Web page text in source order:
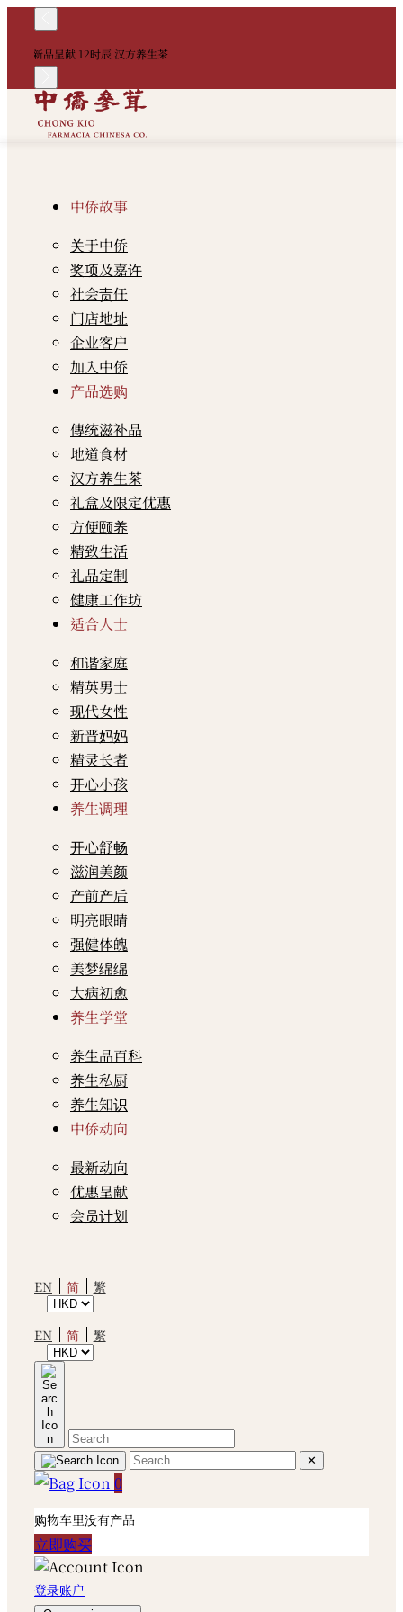
新品呈献 12时辰 汉方养生茶
中侨故事
关于中侨
奖项及嘉许
社会责任
门店地址
企业客户
加入中侨
产品选购
傳统滋补品
地道食材
汉方养生茶
礼盒及限定优惠
方便颐养
精致生活
礼品定制
健康工作坊
适合人士
和谐家庭
精英男士
现代女性
新晋妈妈
精灵长者
开心小孩
养生调理
开心舒畅
滋润美颜
产前产后
明亮眼睛
强健体魄
美梦绵绵
大病初愈
养生学堂
养生品百科
养生私厨
养生知识
中侨动向
最新动向
优惠呈献
会员计划
EN 简 繁
EN 简 繁
✕
0
购物车里没有产品
立即购买
登录账户